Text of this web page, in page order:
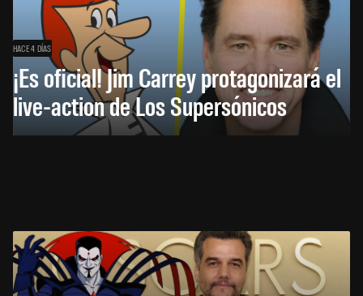
HACE 4 DÍAS
¡Es oficial! Jim Carrey protagonizará el
live-action de Los Supersónicos